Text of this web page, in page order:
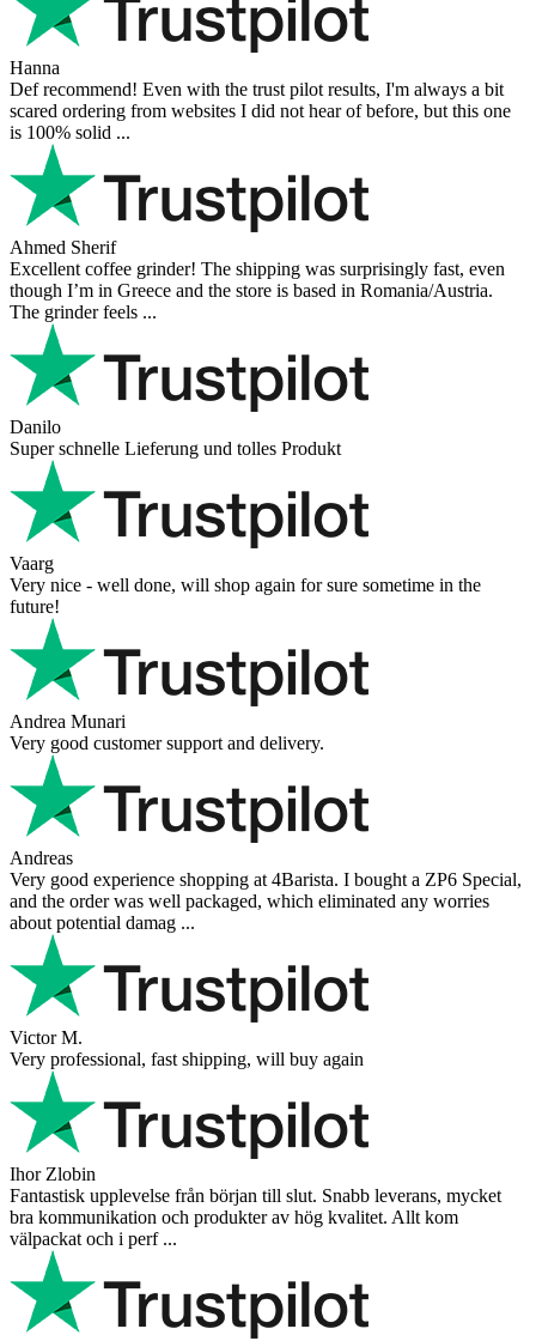
Hanna
Def recommend! Even with the trust pilot results, I'm always a bit
scared ordering from websites I did not hear of before, but this one
is 100% solid ...
Ahmed Sherif
Excellent coffee grinder! The shipping was surprisingly fast, even
though I’m in Greece and the store is based in Romania/Austria.
The grinder feels ...
Danilo
Super schnelle Lieferung und tolles Produkt
Vaarg
Very nice - well done, will shop again for sure sometime in the
future!
Andrea Munari
Very good customer support and delivery.
Andreas
Very good experience shopping at 4Barista. I bought a ZP6 Special,
and the order was well packaged, which eliminated any worries
about potential damag ...
Victor M.
Very professional, fast shipping, will buy again
Ihor Zlobin
Fantastisk upplevelse från början till slut. Snabb leverans, mycket
bra kommunikation och produkter av hög kvalitet. Allt kom
välpackat och i perf ...